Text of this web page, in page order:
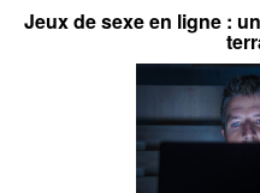
Jeux de sexe en ligne :